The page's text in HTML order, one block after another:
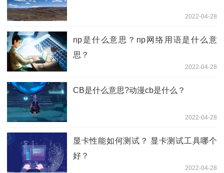
2022-04-28
np是什么意思？np网络用语是什么意
思？
2022-04-28
CB是什么意思?动漫cb是什么？
2022-04-28
显卡性能如何测试？ 显卡测试工具哪个
好？
2022-04-28